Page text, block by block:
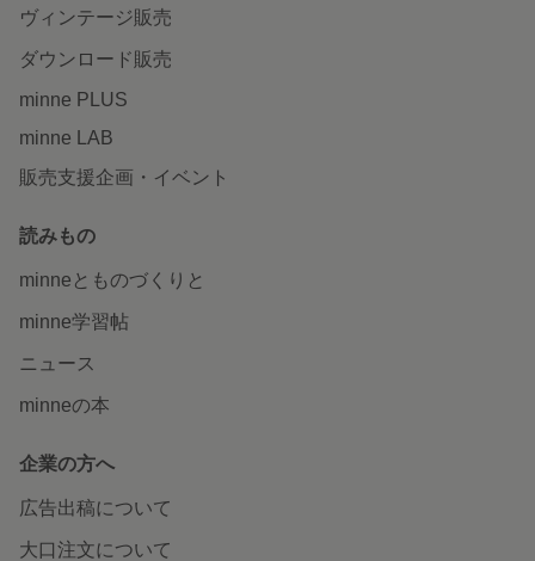
ヴィンテージ販売
ダウンロード販売
minne PLUS
minne LAB
販売支援企画・イベント
読みもの
minneとものづくりと
minne学習帖
ニュース
minneの本
企業の方へ
広告出稿について
大口注文について